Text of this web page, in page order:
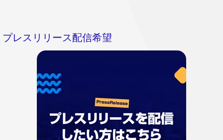
プレスリリース配信希望